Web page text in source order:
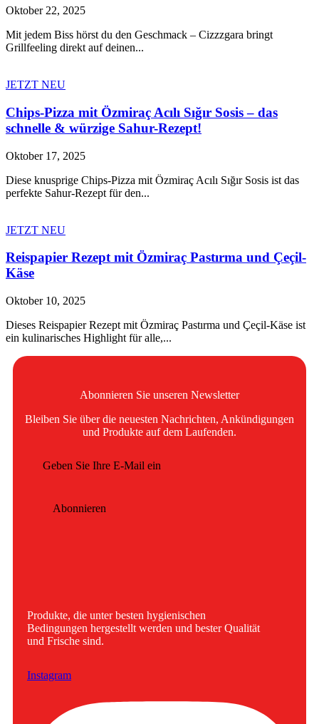
Oktober 22, 2025
Mit jedem Biss hörst du den Geschmack – Cizzzgara bringt
Grillfeeling direkt auf deinen...
JETZT NEU
Chips-Pizza mit Özmiraç Acılı Sığır Sosis – das
schnelle & würzige Sahur-Rezept!
Oktober 17, 2025
Diese knusprige Chips-Pizza mit Özmiraç Acılı Sığır Sosis ist das
perfekte Sahur-Rezept für den...
JETZT NEU
Reispapier Rezept mit Özmiraç Pastırma und Çeçil-
Käse
Oktober 10, 2025
Dieses Reispapier Rezept mit Özmiraç Pastırma und Çeçil-Käse ist
ein kulinarisches Highlight für alle,...
Abonnieren Sie unseren Newsletter
Bleiben Sie über die neuesten Nachrichten, Ankündigungen
und Produkte auf dem Laufenden.
Abonnieren
Produkte, die unter besten hygienischen
Bedingungen hergestellt werden und bester Qualität
und Frische sind.
Instagram